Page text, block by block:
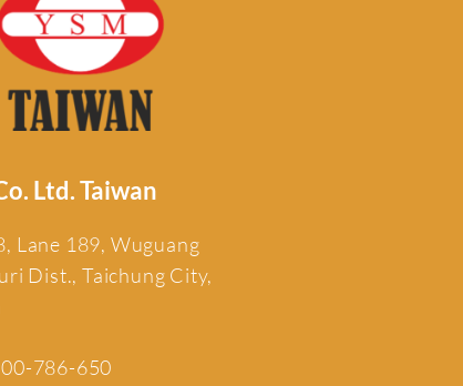
Ltd. Taiwan
Lane 189, Wuguang
Dist., Taichung City,
786-650